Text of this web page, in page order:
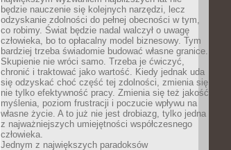
będzie nauczenie się kolejnych narzędzi, lecz
odzyskanie zdolności do pełnej obecności w tym,
co robimy. Świat będzie nadal walczył o uwagę
człowieka, bo to opłacalny model biznesowy. Tym
bardziej trzeba świadomie budować własne granice.
Skupienie nie wróci samo. Trzeba je ćwiczyć,
chronić i traktować jako wartość. Kiedy jednak uda
się odzyskać choć część tej zdolności, zmienia się
nie tylko efektywność pracy. Zmienia się też jakość
myślenia, poziom frustracji i poczucie wpływu na
własne życie. A to już nie jest drobiazg, tylko jedna
z najważniejszych umiejętności współczesnego
człowieka.
Jednym z największych paradoksów